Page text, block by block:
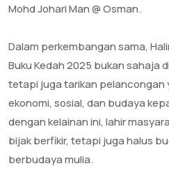
Mohd Johari Man @ Osman.
‎Dalam perkembangan sama,
Buku Kedah 2025 bukan sahaja
tetapi juga tarikan
ekonomi, sosial, dan budaya
dengan kelainan ini, lahir
bijak berfikir, tetapi juga halus
berbudaya mulia.